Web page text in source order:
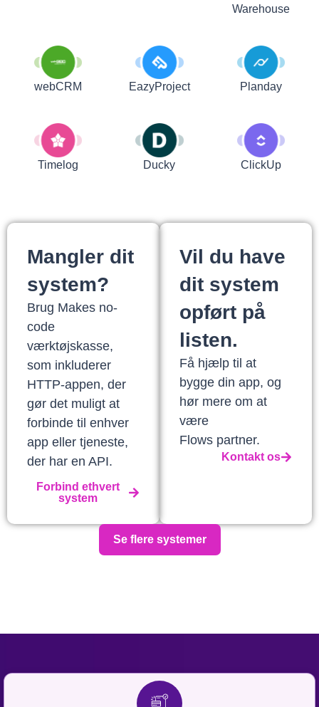
Warehouse
webCRM EazyProject Planday
Timelog Ducky ClickUp
Mangler dit
system?
Brug Makes no-
code
værktøjskasse,
som inkluderer
HTTP-appen, der
gør det muligt at
forbinde til enhver
app eller tjeneste,
der har en API.
Forbind ethvert
system
Vil du have
dit system
opført på
listen.
Få hjælp til at
bygge din app, og
hør mere om at
være
Flows partner.
Kontakt os
Se flere systemer